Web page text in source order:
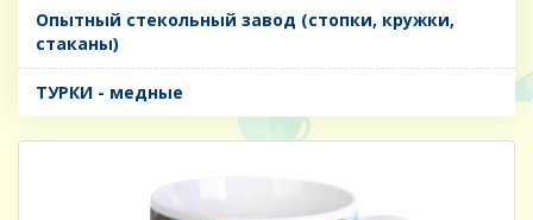
Опытный стекольный завод (стопки, кружки,
стаканы)
ТУРКИ - медные